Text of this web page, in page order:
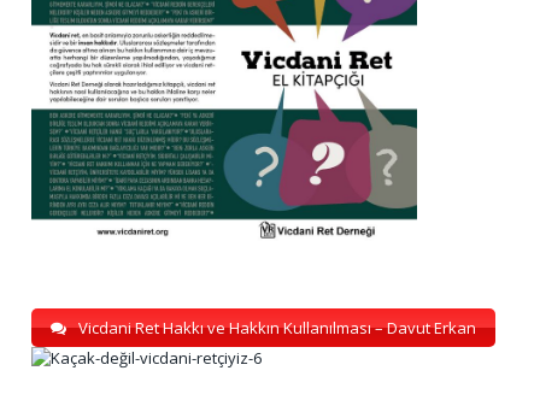
Vicdani Ret Hakkı ve Hakkın Kullanılması – Davut Erkan